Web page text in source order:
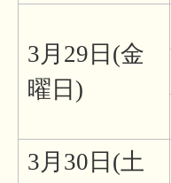
3月29日(金
曜日)
3月30日(土